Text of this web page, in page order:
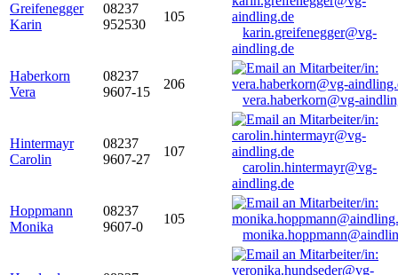
Greifenegger
Karin
08237
952530
105
karin.greifenegger@vg-
aindling.de
Haberkorn
Vera
08237
9607-15
206
vera.haberkorn@vg-
Hintermayr
Carolin
08237
9607-27
107
carolin.hintermayr@vg-
aindling.de
Hoppmann
Monika
08237
9607-0
105